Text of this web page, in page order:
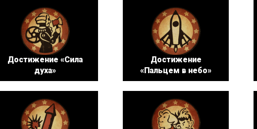
Достижение «Сила
духа»
Достижение
«Пальцем в небо»